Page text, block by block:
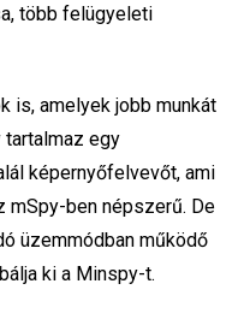
több felügyeleti
is, amelyek jobb munkát
tartalmaz egy
képernyőfelvevőt, ami
mSpy-ben népszerű. De
üzemmódban működő
ki a Minspy-t.